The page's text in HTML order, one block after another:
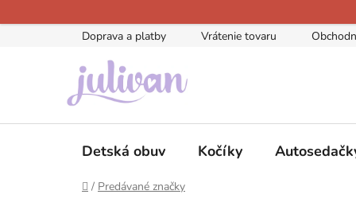
na
Doprava a platby Vrátenie tovaru
Detská obuv Kočíky
Domov
/ Predávané značky